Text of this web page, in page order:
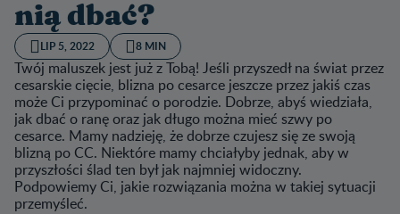
nią dbać?
LIP 5, 2022 8 MIN
Twój maluszek jest już z Tobą! Jeśli przyszedł na świat przez
cesarskie cięcie, blizna po cesarce jeszcze przez jakiś czas
może Ci przypominać o porodzie. Dobrze, abyś wiedziała,
jak dbać o ranę oraz jak długo można mieć szwy po
cesarce. Mamy nadzieję, że dobrze czujesz się ze swoją
blizną po CC. Niektóre mamy chciałyby jednak, aby w
przyszłości ślad ten był jak najmniej widoczny.
Podpowiemy Ci, jakie rozwiązania można w takiej sytuacji
przemyśleć.